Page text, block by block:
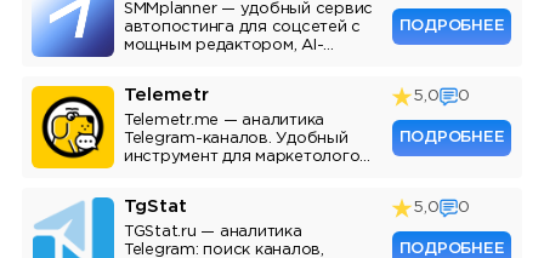
SMMplanner — удобный сервис
автопостинга для соцсетей с
мощным редактором, AI-
ПОДРОБНЕЕ
Telemetr
Telemetr.me — аналитика
Telegram-каналов. Удобный
инструмент для маркетологов,
5,0 0
ПОДРОБНЕЕ
TgStat
TGStat.ru — аналитика
Telegram: поиск каналов,
5,0 0
ПОДРОБНЕЕ